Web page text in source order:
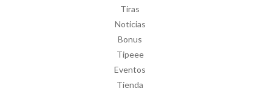
Tiras
Noticias
Bonus
Tipeee
Eventos
Tienda